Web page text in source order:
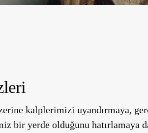
kalplerimizi uyandırmaya,
bir yerde olduğunu hatırlamaya